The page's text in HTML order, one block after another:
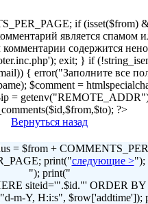
if
является спамом
содержится
exit; } if
{ error("Заполните все
$comment =
=
?>
Вернуться назад
$from +
print("следующие >");
"); print("
siteid='".$id."' ORDER
m-Y, H:i:s",